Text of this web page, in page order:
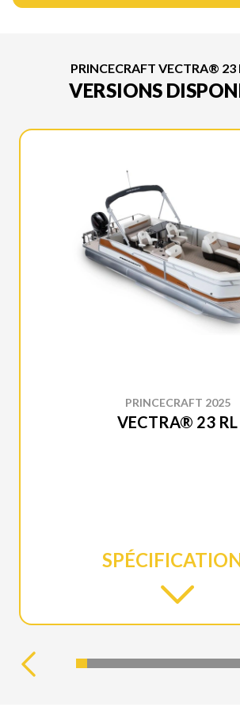
PRINCECRAFT VECTRA® 23
VERSIONS
PRINCECRAFT 2025
VECTRA® 23 RL